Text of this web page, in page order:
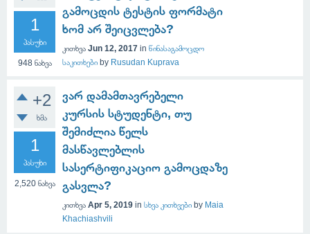
1
პასუხი
948 ნახვა
გამოცდის ტესტის ფორმატი
ხომ არ შეიცვლება?
კითხვა Jun 12, 2017 in წინასაგამოცდო
საკითხები by Rusudan Kuprava
+2
ხმა
1
პასუხი
2,520ნახვა
ვარ დამამთავრებელი
კურსის სტუდენტი, თუ
შემიძლია წელს
მასწავლებლის
სასერტიფიკაციო გამოცდაზე
გასვლა?
კითხვა Apr 5, 2019 in სხვა კითხვები by Maia
Khachiashvili